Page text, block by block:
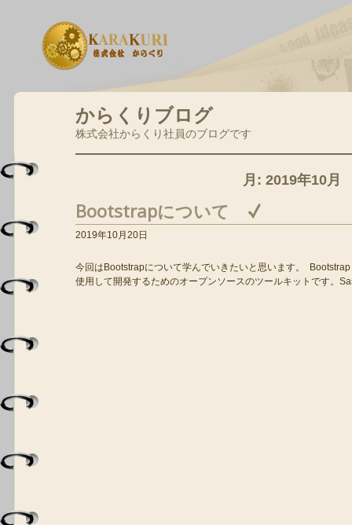
からくりブログ
株式会社からくり社員のブログです
月: 2019年10月
Bootstrapについて
2019年10月20日
今回はBootstrapについて学んでいきたいと思います。
使用して開発するためのオープンソースのツールキットです。